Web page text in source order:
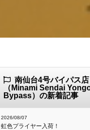
南仙台4号バイパス店
（Minami Sendai
Bypass）の新着記事
2026/08/07
虹色プライヤー入荷！